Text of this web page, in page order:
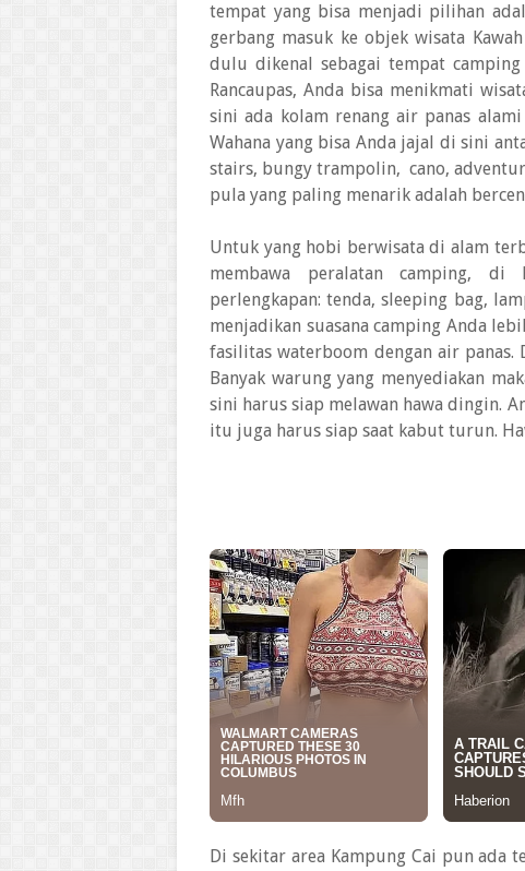
tempat yang bisa menjadi pilihan
gerbang masuk ke objek wisata
dulu dikenal sebagai tempat
Rancaupas, Anda bisa menikmati
sini ada kolam renang air panas
Wahana yang bisa Anda jajal di sini
stairs, bungy trampolin, cano,
pula yang paling menarik adalah
Untuk yang hobi berwisata di alam
membawa peralatan camping, di
perlengkapan: tenda, sleeping bag,
menjadikan suasana camping Anda
fasilitas waterboom dengan air
Banyak warung yang menyediakan
sini harus siap melawan hawa dingin.
itu juga harus siap saat kabut turun.
Di sekitar area Kampung Cai pun ada